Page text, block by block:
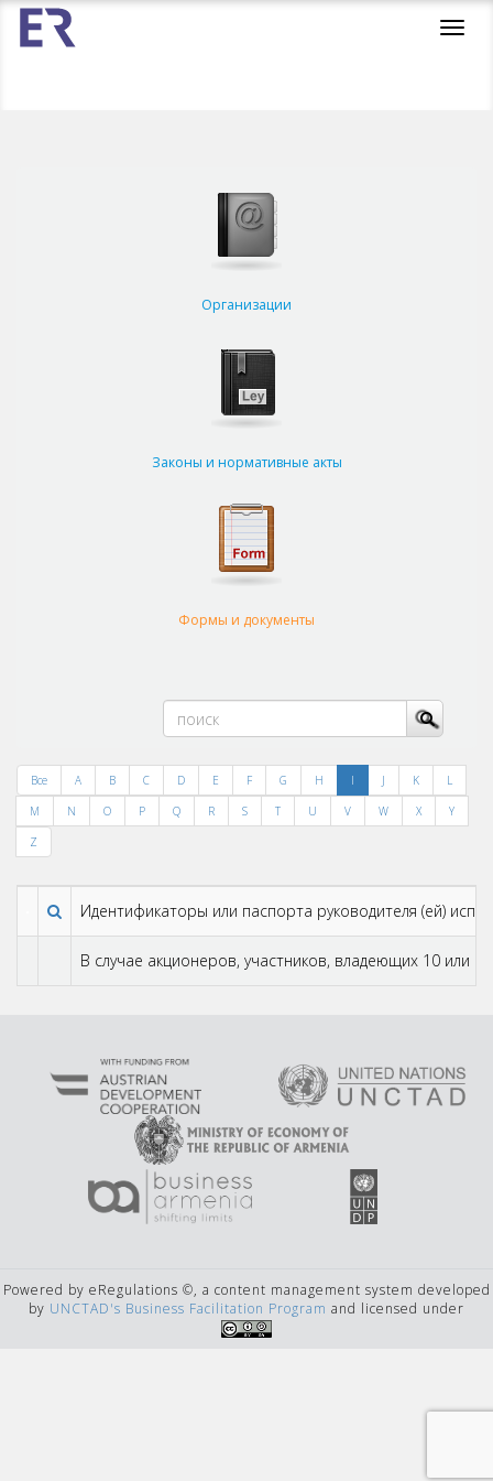
Организации
Законы и нормативные акты
Формы и документы
Все A B C D E F G H I J K
L
M
N O P Q R S T U V W X
Y
Z
Идентификаторы или паспортa руководителя (ей)
В случае акционеров, участников, владеющиx 10 или
Powered by eRegulations ©, a content management system developed
by UNCTAD's Business Facilitation Program and licensed under